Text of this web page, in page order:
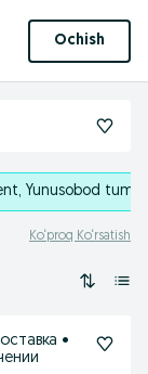
Ochish
Yunusobod
Ko‘proq Ko‘rsatish
•